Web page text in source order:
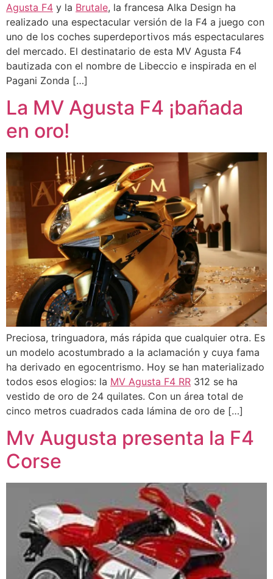
Agusta F4 y la Brutale, la francesa Alka Design ha
realizado una espectacular versión de la F4 a juego con
uno de los coches superdeportivos más espectaculares
del mercado. El destinatario de esta MV Agusta F4
bautizada con el nombre de Libeccio e inspirada en el
Pagani Zonda […]
La MV Agusta F4 ¡bañada
en oro!
Preciosa, tringuadora, más rápida que cualquier otra. Es
un modelo acostumbrado a la aclamación y cuya fama
ha derivado en egocentrismo. Hoy se han materializado
todos esos elogios: la MV Agusta F4 RR 312 se ha
vestido de oro de 24 quilates. Con un área total de
cinco metros cuadrados cada lámina de oro de […]
Mv Augusta presenta la F4
Corse